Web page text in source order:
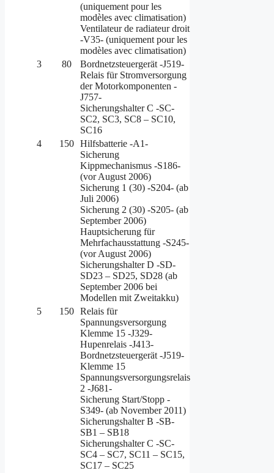
(uniquement pour les
modèles avec climatisation)
Ventilateur de radiateur droit
-V35- (uniquement pour les
modèles avec climatisation)
3
80
Bordnetzsteuergerät -J519-
Relais für Stromversorgung
der Motorkomponenten -
J757-
Sicherungshalter C -SC-
SC2, SC3, SC8 – SC10,
SC16
4
150 Hilfsbatterie -A1-
Sicherung
Kippmechanismus -S186-
(vor August 2006)
Sicherung 1 (30) -S204- (ab
Juli 2006)
Sicherung 2 (30) -S205- (ab
September 2006)
Hauptsicherung für
Mehrfachausstattung -S245-
(vor August 2006)
Sicherungshalter D -SD-
SD23 – SD25, SD28 (ab
September 2006 bei
Modellen mit Zweitakku)
5
150 Relais für
Spannungsversorgung
Klemme 15 -J329-
Hupenrelais -J413-
Bordnetzsteuergerät -J519-
Klemme 15
Spannungsversorgungsrelais
2 -J681-
Sicherung Start/Stopp -
S349- (ab November 2011)
Sicherungshalter B -SB-
SB1 – SB18
Sicherungshalter C -SC-
SC4 – SC7, SC11 – SC15,
SC17 – SC25